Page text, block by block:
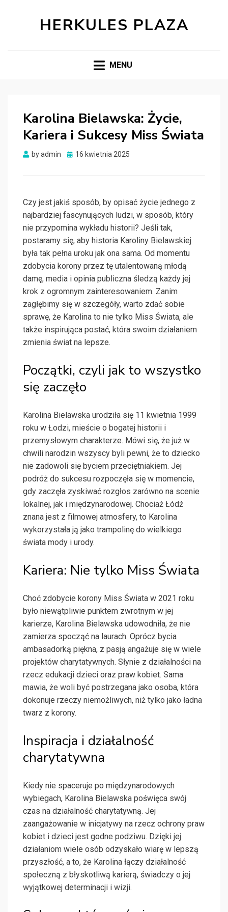
HERKULES PLAZA
MENU
Karolina Bielawska: Życie,
Kariera i Sukcesy Miss Świata
byadmin
Posted
16 kwietnia 2025
Czy jest jakiś sposób, by opisać życie jednego z
najbardziej fascynujących ludzi, w sposób, który
nie przypomina wykładu historii? Jeśli tak,
postaramy się, aby historia Karoliny Bielawskiej
była tak pełna uroku jak ona sama. Od momentu
zdobycia korony przez tę utalentowaną młodą
damę, media i opinia publiczna śledzą każdy jej
krok z ogromnym zainteresowaniem. Zanim
zagłębimy się w szczegóły, warto zdać sobie
sprawę, że Karolina to nie tylko Miss Świata, ale
także inspirująca postać, która swoim działaniem
zmienia świat na lepsze.
Początki, czyli jak to wszystko
się zaczęło
Karolina Bielawska urodziła się 11 kwietnia 1999
roku w Łodzi, mieście o bogatej historii i
przemysłowym charakterze. Mówi się, że już w
chwili narodzin wszyscy byli pewni, że to dziecko
nie zadowoli się byciem przeciętniakiem. Jej
podróż do sukcesu rozpoczęła się w momencie,
gdy zaczęła zyskiwać rozgłos zarówno na scenie
lokalnej, jak i międzynarodowej. Chociaż Łódź
znana jest z filmowej atmosfery, to Karolina
wykorzystała ją jako trampolinę do wielkiego
świata mody i urody.
Kariera: Nie tylko Miss Świata
Choć zdobycie korony Miss Świata w 2021 roku
było niewątpliwie punktem zwrotnym w jej
karierze, Karolina Bielawska udowodniła, że nie
zamierza spocząć na laurach. Oprócz bycia
ambasadorką piękna, z pasją angażuje się w wiele
projektów charytatywnych. Słynie z działalności na
rzecz edukacji dzieci oraz praw kobiet. Sama
mawia, że woli być postrzegana jako osoba, która
dokonuje rzeczy niemożliwych, niż tylko jako ładna
twarz z korony.
Inspiracja i działalność
charytatywna
Kiedy nie spaceruje po międzynarodowych
wybiegach, Karolina Bielawska poświęca swój
czas na działalność charytatywną. Jej
zaangażowanie w inicjatywy na rzecz ochrony praw
kobiet i dzieci jest godne podziwu. Dzięki jej
działaniom wiele osób odzyskało wiarę w lepszą
przyszłość, a to, że Karolina łączy działalność
społeczną z błyskotliwą karierą, świadczy o jej
wyjątkowej determinacji i wizji.